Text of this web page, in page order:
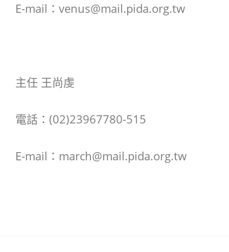
E-mail：venus@mail.pida.org.tw
主任 王尚虔
電話：(02)23967780-515
E-mail：march@mail.pida.org.tw